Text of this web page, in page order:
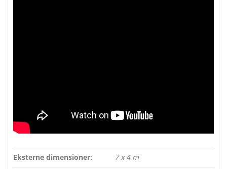
Eksterne dimensioner: 7 x 4 m